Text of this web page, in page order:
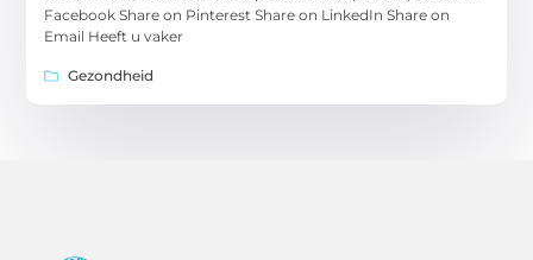
Facebook Share on Pinterest Share on LinkedIn Share on
Email Heeft u vaker
Gezondheid